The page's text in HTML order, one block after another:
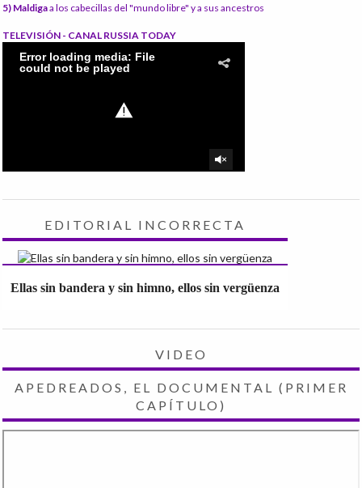
5) Maldigaa los cabecillas del "mundo libre" y a sus ancestros
TELEVISIÓN - CANAL RUSSIA TODAY
EDITORIAL INCORRECTA
Ellas sin bandera y sin himno, ellos sin vergüenza
VIDEO
APEDREADOS, EL DOCUMENTAL (PRIMER
CAPÍTULO)